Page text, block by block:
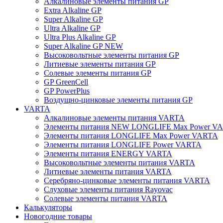
Extra Alkaline GP
Super Alkaline GP
Ultra Alkaline GP
Ultra Plus Alkaline GP
Super Alkaline GP NEW
Высоковольтные элементы питания GP
Литиевые элементы питания GP
Солевые элементы питания GP
GP GreenCell
GP PowerPlus
Воздущно-цинковые элементы питания GP
VARTA
Алкалиновые элементы питания VARTA
Элементы питания NEW LONGLIFE Max Power
Элементы питания LONGLIFE Max Power VARTA
Элементы питания LONGLIFE Power VARTA
Элементы питания ENERGY VARTA
Высоковольтные элементы питания VARTA
Литиевые элементы питания VARTA
Серебряно-цинковые элементы питания VARTA
Слуховые элементы питания Rayovac
Солевые элементы питания VARTA
Калькуляторы
Новогодние товары